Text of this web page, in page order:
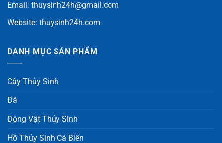
Email: thuysinh24h@gmail.com
Website: thuysinh24h.com
DANH MỤC SẢN PHẨM
Cây Thủy Sinh
Đá
Động Vật Thủy Sinh
Hồ Thủy Sinh Cá Biển